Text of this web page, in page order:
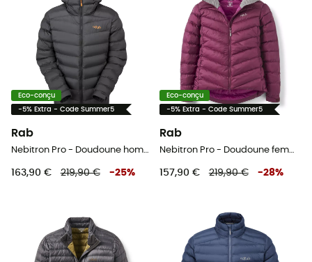
Eco-conçu
-5% Extra - Code Summer5
Rab
Nebitron Pro - Doudoune homme
163,90 € 219,90 € -25%
Eco-conçu
-5% Extra - Code Summer5
Rab
Nebitron Pro - Doudoune femme
157,90 € 219,90 € -28%